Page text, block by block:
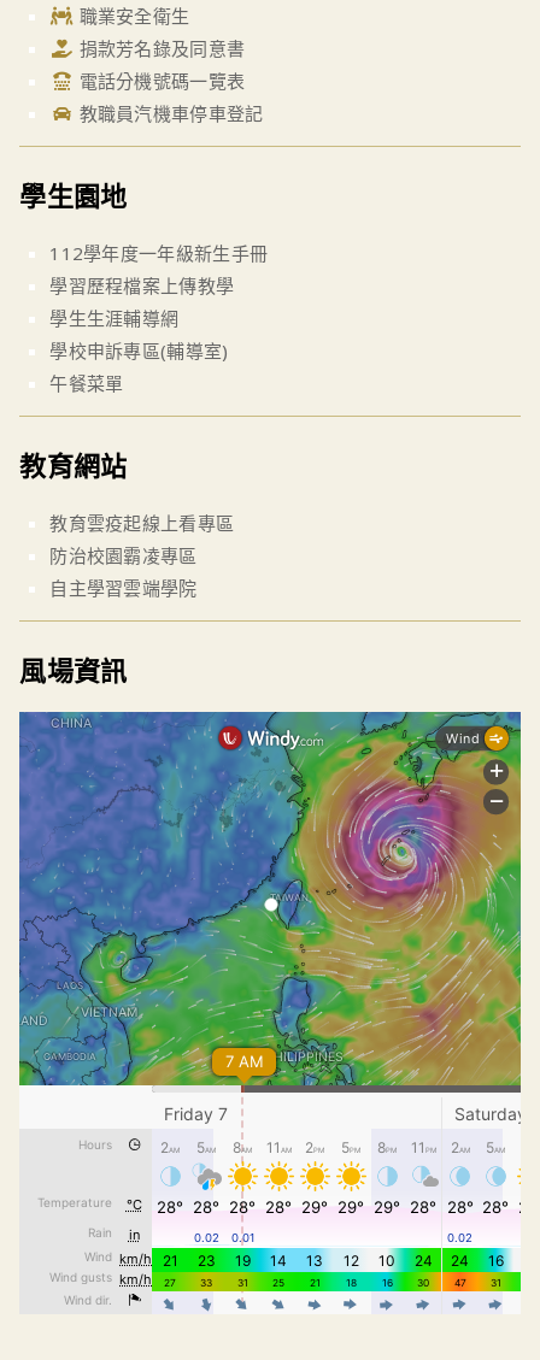
職業安全衛生
捐款芳名錄及同意書
電話分機號碼一覽表
教職員汽機車停車登記
學生園地
112學年度一年級新生手冊
學習歷程檔案上傳教學
學生生涯輔導網
學校申訴專區(輔導室)
午餐菜單
教育網站
教育雲疫起線上看專區
防治校園霸凌專區
自主學習雲端學院
風場資訊